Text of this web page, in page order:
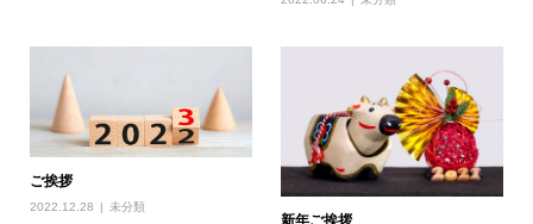
ご挨拶
2022.12.28 未分類
新年ご挨拶